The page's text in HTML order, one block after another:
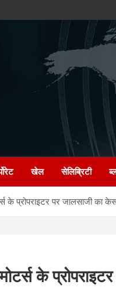
खेल सेलिब्रिटी
प्रोपराइटर पर जालसाजी का
के